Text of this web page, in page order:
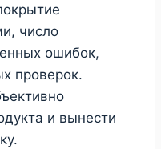
число
ошибок,
проверок.
и вынести